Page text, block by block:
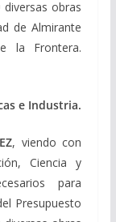
obras
de Almirante
la Frontera.
e Industria.
, viendo con
Ciencia y
para
Presupuesto